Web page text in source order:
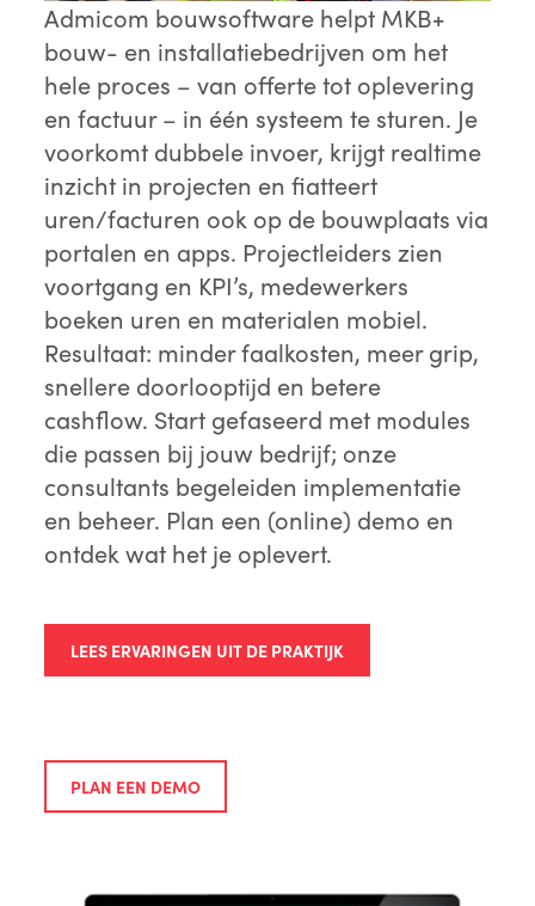
Admicom bouwsoftware helpt MKB+
bouw- en installatiebedrijven om het
hele proces – van offerte tot oplevering
en factuur – in één systeem te sturen. Je
voorkomt dubbele invoer, krijgt realtime
inzicht in projecten en fiatteert
uren/facturen ook op de bouwplaats via
portalen en apps. Projectleiders zien
voortgang en KPI’s, medewerkers
boeken uren en materialen mobiel.
Resultaat: minder faalkosten, meer grip,
snellere doorlooptijd en betere
cashflow. Start gefaseerd met modules
die passen bij jouw bedrijf; onze
consultants begeleiden implementatie
en beheer. Plan een (online) demo en
ontdek wat het je oplevert.
LEES ERVARINGEN UIT DE PRAKTIJK
PLAN EEN DEMO